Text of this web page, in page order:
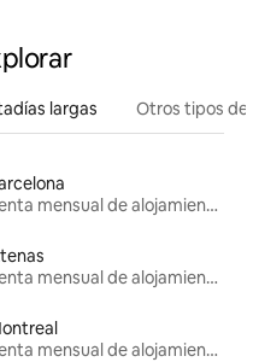
largas Otros tipos de
Renta mensual de alojamientos
Renta mensual de alojamientos
Renta mensual de alojamientos